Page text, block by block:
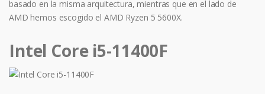
basado en la misma arquitectura, mientras que en el lado de
AMD hemos escogido el AMD Ryzen 5 5600X.
Intel Core i5-11400F